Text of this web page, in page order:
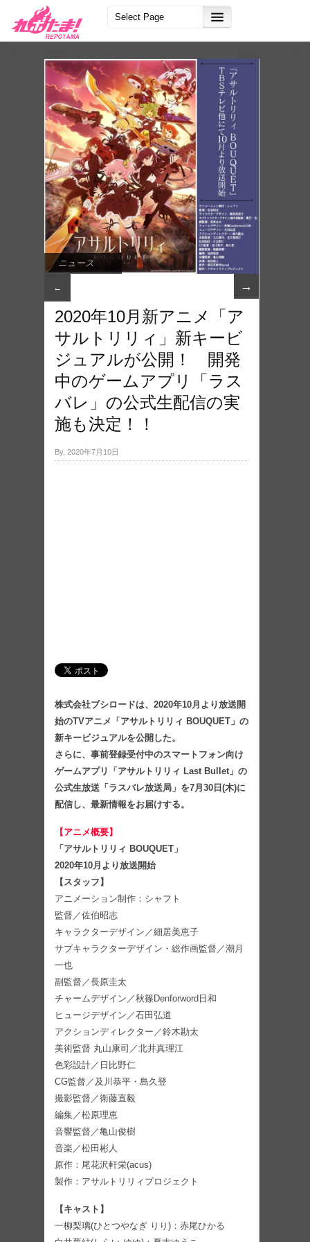
ニュース
← →
2020年10月新アニメ「ア
サルトリリィ」新キービ
ジュアルが公開！ 開発
中のゲームアプリ「ラス
バレ」の公式生配信の実
施も決定！！
By, 2020年7月10日
株式会社ブシロードは、2020年10月より放送開
始のTVアニメ「アサルトリリィ BOUQUET」の
新キービジュアルを公開した。
さらに、事前登録受付中のスマートフォン向け
ゲームアプリ「アサルトリリィ Last Bullet」の
公式生放送「ラスバレ放送局」を7月30日(木)に
配信し、最新情報をお届けする。
【アニメ概要】
「アサルトリリィ BOUQUET」
2020年10月より放送開始
【スタッフ】
アニメーション制作：シャフト
監督／佐伯昭志
キャラクターデザイン／細居美恵子
サブキャラクターデザイン・総作画監督／潮月
一也
副監督／長原圭太
チャームデザイン／秋篠Denforword日和
ヒュージデザイン／石田弘道
アクションディレクター／鈴木勘太
美術監督 丸山康司／北井真理江
色彩設計／日比野仁
CG監督／及川恭平・島久登
撮影監督／衛藤直毅
編集／松原理恵
音響監督／亀山俊樹
音楽／松田彬人
原作：尾花沢軒栄(acus)
製作：アサルトリリィプロジェクト
【キャスト】
一柳梨璃(ひとつやなぎ りり)：赤尾ひかる